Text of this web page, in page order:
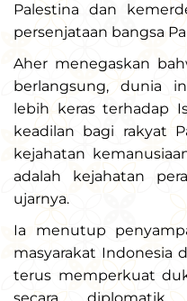
Palestina dan
persenjataan bangsa
Aher menegaskan
berlangsung, dunia
lebih keras terhadap
keadilan bagi rakyat
kejahatan
adalah kejahatan
ujarnya.
Ia menutup
masyarakat Indonesia
terus memperkuat